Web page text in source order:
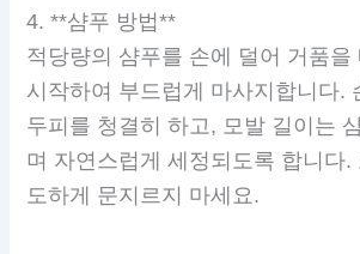
4. **샴푸 방법**
적당량의 샴푸를 손에 덜어 거품을
시작하여 부드럽게 마사지합니다.
두피를 청결히 하고, 모발 길이는
며 자연스럽게 세정되도록 합니다.
도하게 문지르지 마세요.